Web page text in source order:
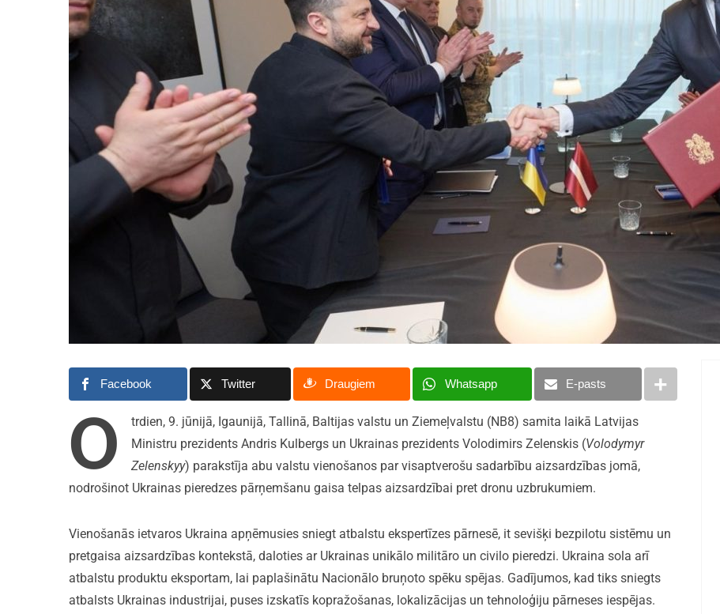
Facebook Twitter Draugiem Whatsapp E-pasts
O
trdien, 9. jūnijā, Igaunijā, Tallinā, Baltijas valstu un Ziemeļvalstu (NB8) samita laikā Latvijas
Ministru prezidents Andris Kulbergs un Ukrainas prezidents Volodimirs Zelenskis (Volodymyr
Zelenskyy) parakstīja abu valstu vienošanos par visaptverošu sadarbību aizsardzības jomā,
nodrošinot Ukrainas pieredzes pārņemšanu gaisa telpas aizsardzībai pret dronu uzbrukumiem.
Vienošanās ietvaros Ukraina apņēmusies sniegt atbalstu ekspertīzes pārnesē, it sevišķi bezpilotu sistēmu un
pretgaisa aizsardzības kontekstā, daloties ar Ukrainas unikālo militāro un civilo pieredzi. Ukraina sola arī
atbalstu produktu eksportam, lai paplašinātu Nacionālo bruņoto spēku spējas. Gadījumos, kad tiks sniegts
atbalsts Ukrainas industrijai, puses izskatīs kopražošanas, lokalizācijas un tehnoloģiju pārneses iespējas.